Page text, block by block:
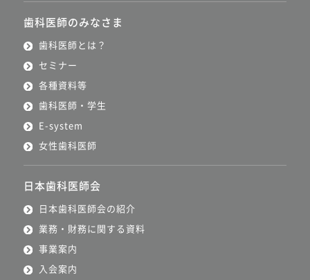
歯科医師のみなさま
歯科医師とは？
セミナー
各種資料等
歯科医師・学生
E-system
女性歯科医師
日本歯科医師会
日本歯科医師会の紹介
業務・財務に関する資料
事業案内
入会案内